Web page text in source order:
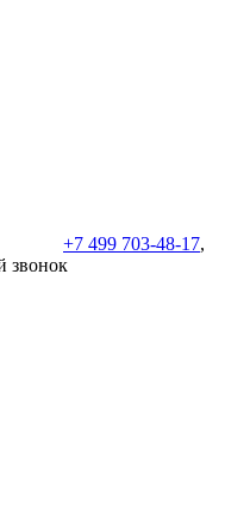
+7 499 703-48-17,
звонок